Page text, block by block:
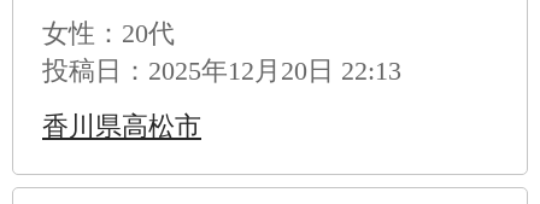
女性：20代
投稿日：2025年12月20日 22:13
香川県高松市